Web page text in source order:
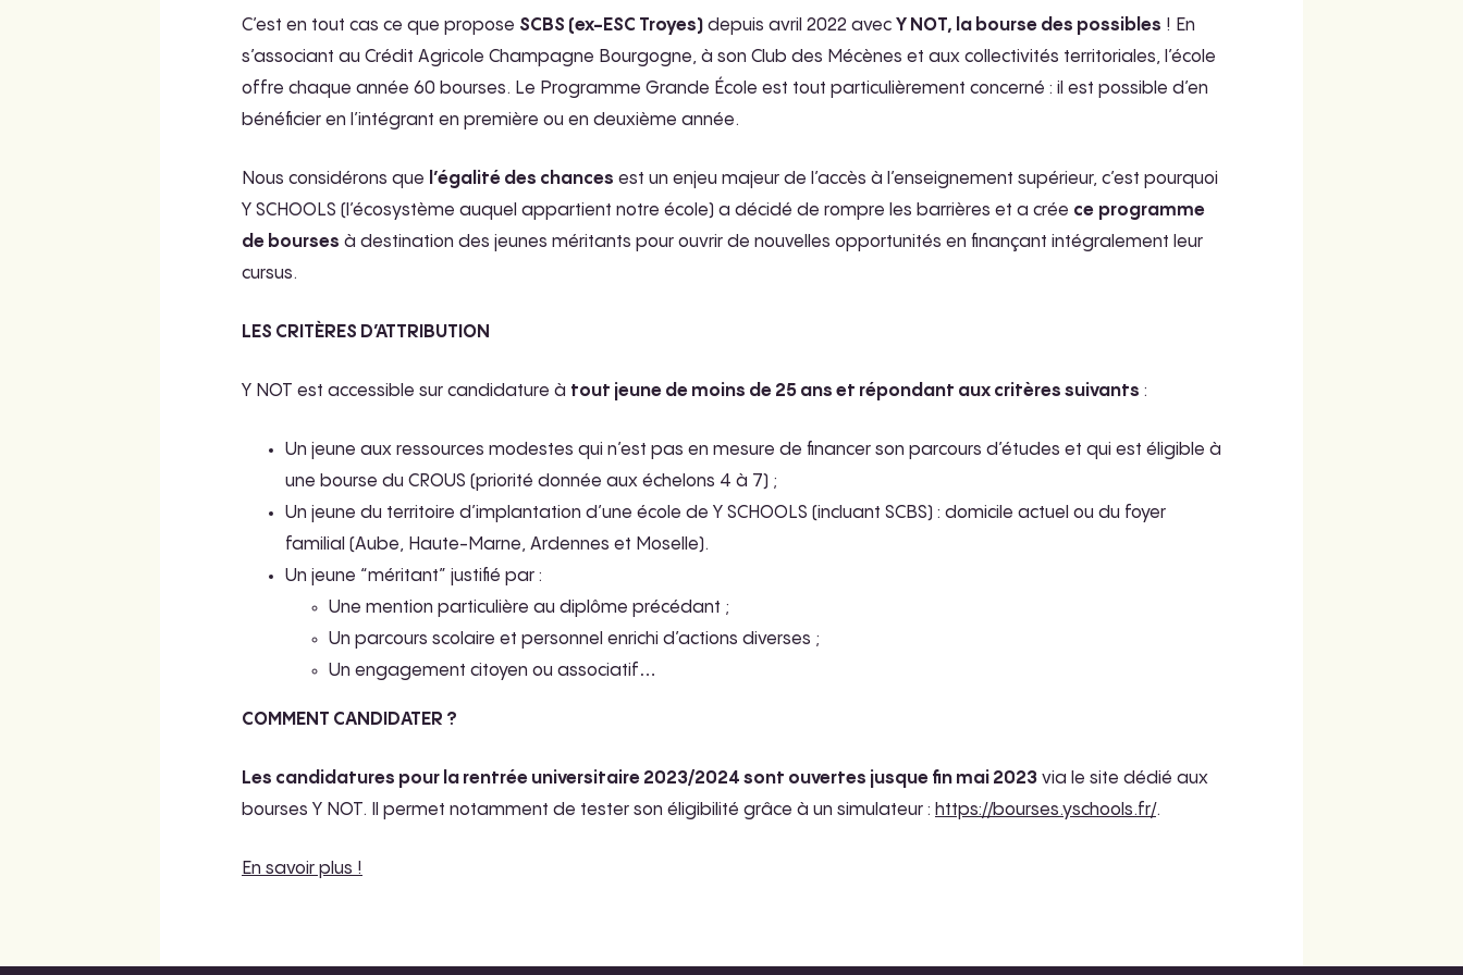
C’est en tout cas ce que propose SCBS (ex-ESC Troyes) depuis avril 2022 avec Y NOT, la bourse des possibles ! En
s’associant au Crédit Agricole Champagne Bourgogne, à son Club des Mécènes et aux collectivités territoriales, l’école
offre chaque année 60 bourses. Le Programme Grande École est tout particulièrement concerné : il est possible d’en
bénéficier en l’intégrant en première ou en deuxième année.
Nous considérons que l’égalité des chances est un enjeu majeur de l’accès à l’enseignement supérieur, c’est pourquoi
Y SCHOOLS (l’écosystème auquel appartient notre école) a décidé de rompre les barrières et a crée ce programme
de bourses à destination des jeunes méritants pour ouvrir de nouvelles opportunités en finançant intégralement leur
cursus.
LES CRITÈRES D’ATTRIBUTION
Y NOT est accessible sur candidature à tout jeune de moins de 25 ans et répondant aux critères suivants :
Un jeune aux ressources modestes qui n’est pas en mesure de financer son parcours d’études et qui est éligible à
une bourse du CROUS (priorité donnée aux échelons 4 à 7) ;
Un jeune du territoire d’implantation d’une école de Y SCHOOLS (incluant SCBS) : domicile actuel ou du foyer
familial (Aube, Haute-Marne, Ardennes et Moselle).
Un jeune “méritant” justifié par :
Une mention particulière au diplôme précédant ;
Un parcours scolaire et personnel enrichi d’actions diverses ;
Un engagement citoyen ou associatif…
COMMENT CANDIDATER ?
Les candidatures pour la rentrée universitaire 2023/2024 sont ouvertes jusque fin mai 2023 via le site dédié aux
bourses Y NOT. Il permet notamment de tester son éligibilité grâce à un simulateur : https://bourses.yschools.fr/.
En savoir plus !